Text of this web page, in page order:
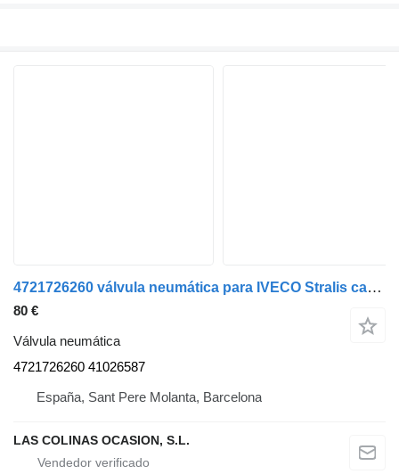
4721726260 válvula neumática para IVECO Stralis camión
80 €
Válvula neumática
4721726260 41026587
España, Sant Pere Molanta, Barcelona
LAS COLINAS OCASION, S.L.